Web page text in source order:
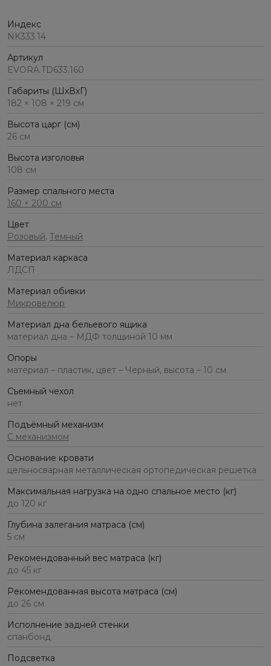
Индекс
NK333.14
Артикул
EVORA.TD633.160
Габариты (ШхВхГ)
182 × 108 × 219 см
Высота царг (см)
26 см
Высота изголовья
108 см
Размер спального места
160 × 200 см
Цвет
Розовый, Темный
Материал каркаса
ЛДСП
Материал обивки
Микровелюр
Материал дна бельевого ящика
материал дна – МДФ толщиной 10 мм
Опоры
материал – пластик, цвет – Черный, высота – 10 см
Съемный чехол
нет
Подъёмный механизм
С механизмом
Основание кровати
цельносварная металлическая ортопедическая решетка
Максимальная нагрузка на одно спальное место (кг)
до 120 кг
Глубина залегания матраса (см)
5 см
Рекомендованный вес матраса (кг)
до 45 кг
Рекомендованная высота матраса (см)
до 26 см
Исполнение задней стенки
спанбонд
Подсветка